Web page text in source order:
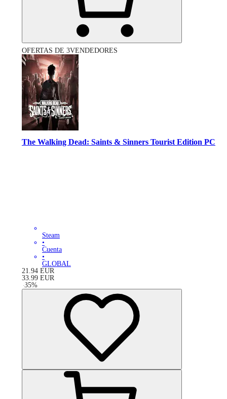
OFERTAS DE 3VENDEDORES
The Walking Dead: Saints & Sinners Tourist Edition PC
Steam
•
Cuenta
•
GLOBAL
21.94 EUR
33.99 EUR
-35%